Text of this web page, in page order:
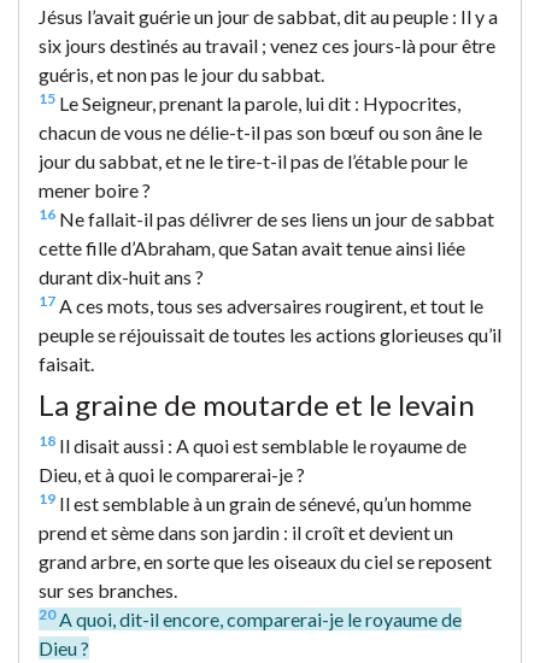
Jésus l’avait guérie un jour de sabbat, dit au peuple : Il y a
six jours destinés au travail ; venez ces jours-là pour être
guéris, et non pas le jour du sabbat.
15 Le Seigneur, prenant la parole, lui dit : Hypocrites,
chacun de vous ne délie-t-il pas son bœuf ou son âne le
jour du sabbat, et ne le tire-t-il pas de l’étable pour le
mener boire ?
16 Ne fallait-il pas délivrer de ses liens un jour de sabbat
cette fille d’Abraham, que Satan avait tenue ainsi liée
durant dix-huit ans ?
17 A ces mots, tous ses adversaires rougirent, et tout le
peuple se réjouissait de toutes les actions glorieuses qu’il
faisait.
La graine de moutarde et le levain
18 Il disait aussi : A quoi est semblable le royaume de
Dieu, et à quoi le comparerai-je ?
19 Il est semblable à un grain de sénevé, qu’un homme
prend et sème dans son jardin : il croît et devient un
grand arbre, en sorte que les oiseaux du ciel se reposent
sur ses branches.
20A quoi, dit-il encore, comparerai-je le royaume de
Dieu ?